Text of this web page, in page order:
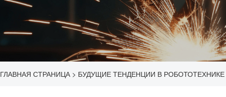
ГЛАВНАЯ СТРАНИЦА> БУДУЩИЕ ТЕНДЕНЦИИ В